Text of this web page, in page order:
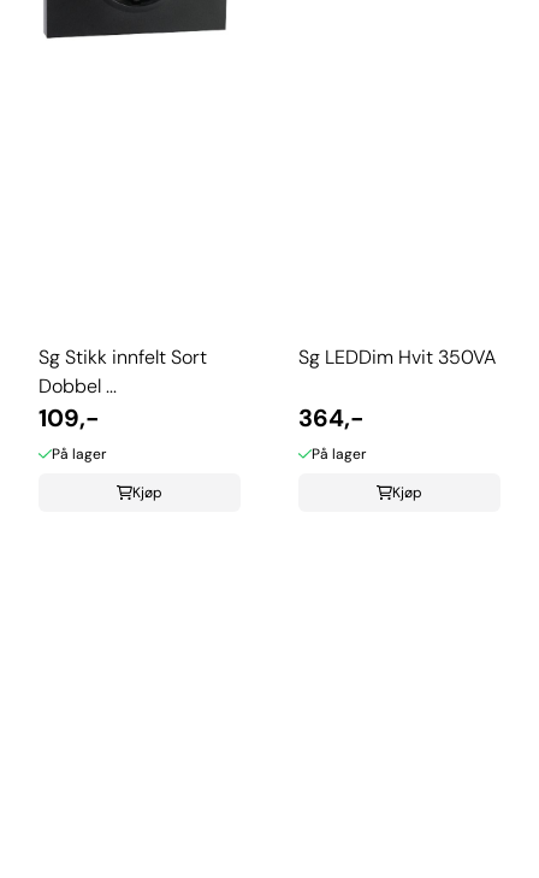
Sg Stikk innfelt Sort
Dobbel ...
109,-
På lager
Kjøp
Sg LEDDim Hvit 350VA
364,-
På lager
Kjøp